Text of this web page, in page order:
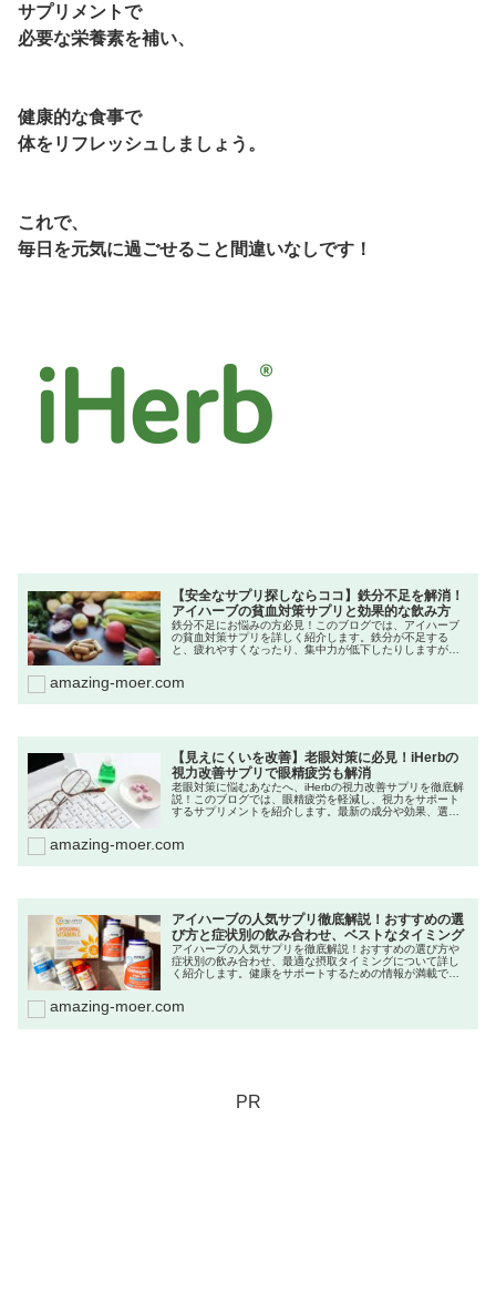
サプリメントで
必要な栄養素を補い、
健康的な食事で
体をリフレッシュしましょう。
これで、
毎日を元気に過ごせること間違いなしです！
【安全なサプリ探しならココ】鉄分不足を解消！
アイハーブの貧血対策サプリと効果的な飲み方
鉄分不足にお悩みの方必見！このブログでは、アイハーブ
の貧血対策サプリを詳しく紹介します。鉄分が不足する
と、疲れやすくなったり、集中力が低下したりしますが、
詳しく解説し、実際の使用者の体験談も交えてお届けしま
タイルをサポートするために、ぜひチェックしてみてくだ
amazing-moer.com
【見えにくいを改善】老眼対策に必見！iHerbの
視力改善サプリで眼精疲労も解消
老眼対策に悩むあなたへ、iHerbの視力改善サプリを徹底解
説！このブログでは、眼精疲労を軽減し、視力をサポート
するサプリメントを紹介します。最新の成分や効果、選び
た、サプリだけでなく、日常生活でできる目のケアや運動
う。あなたの目に優しい生活をサポートします！
amazing-moer.com
アイハーブの人気サプリ徹底解説！おすすめの選
び方と症状別の飲み合わせ、ベストなタイミング
アイハーブの人気サプリを徹底解説！おすすめの選び方や
症状別の飲み合わせ、最適な摂取タイミングについて詳し
く紹介します。健康をサポートするための情報が満載で、
amazing-moer.com
PR